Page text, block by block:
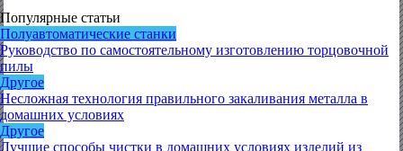
Популярные статьи
Полуавтоматические станки
Руководство по самостоятельному изготовлению торцовочной
пилы
Другое
Несложная технология правильного закаливания металла в
домашних условиях
Другое
Лучшие способы чистки в домашних условиях изделий из